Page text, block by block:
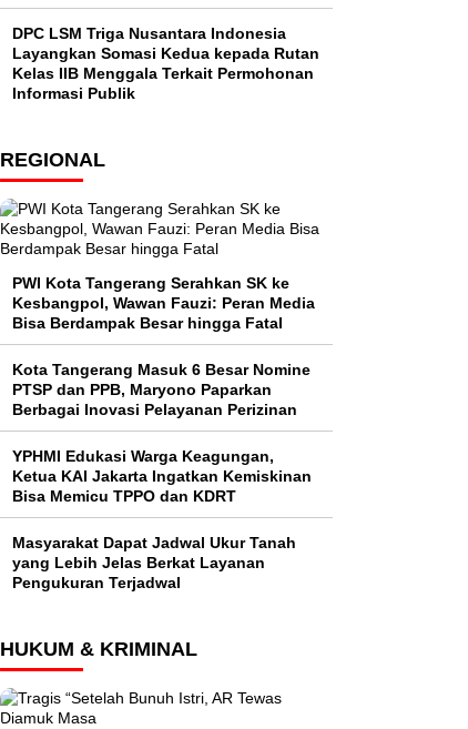
DPC LSM Triga Nusantara Indonesia
Layangkan Somasi Kedua kepada Rutan
Kelas IIB Menggala Terkait Permohonan
Informasi Publik
REGIONAL
PWI Kota Tangerang Serahkan SK ke
Kesbangpol, Wawan Fauzi: Peran Media
Bisa Berdampak Besar hingga Fatal
Kota Tangerang Masuk 6 Besar Nomine
PTSP dan PPB, Maryono Paparkan
Berbagai Inovasi Pelayanan Perizinan
YPHMI Edukasi Warga Keagungan,
Ketua KAI Jakarta Ingatkan Kemiskinan
Bisa Memicu TPPO dan KDRT
Masyarakat Dapat Jadwal Ukur Tanah
yang Lebih Jelas Berkat Layanan
Pengukuran Terjadwal
HUKUM & KRIMINAL